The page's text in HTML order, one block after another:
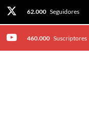
62.000 Seguidores
460.000 Suscriptores